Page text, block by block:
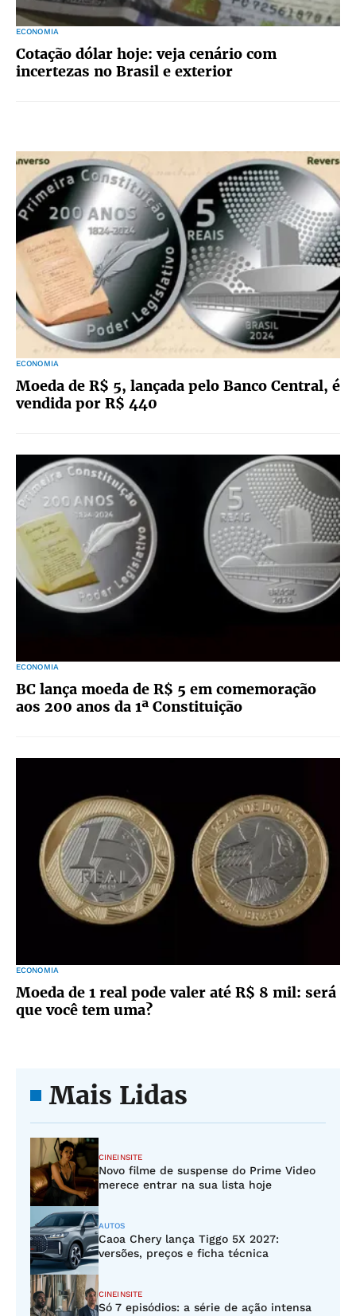
ECONOMIA
Cotação dólar hoje: veja cenário com
incertezas no Brasil e exterior
ECONOMIA
Moeda de R$ 5, lançada pelo Banco Central, é
vendida por R$ 440
ECONOMIA
BC lança moeda de R$ 5 em comemoração
aos 200 anos da 1ª Constituição
ECONOMIA
Moeda de 1 real pode valer até R$ 8 mil: será
que você tem uma?
Mais Lidas
CINEINSITE
Novo filme de suspense do Prime Video
merece entrar na sua lista hoje
AUTOS
Caoa Chery lança Tiggo 5X 2027:
versões, preços e ficha técnica
CINEINSITE
Só 7 episódios: a série de ação intensa